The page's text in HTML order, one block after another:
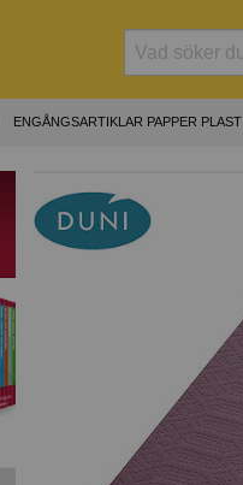
ENGÅNGSARTIKLAR PAPPER PLAST